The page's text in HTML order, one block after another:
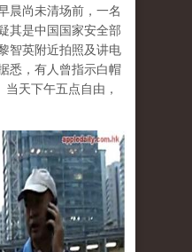
晨尚未清场前，一名
其是中国国家安全部
智英附近拍照及讲电
悉，有人曾指示白帽
当天下午五点自由，